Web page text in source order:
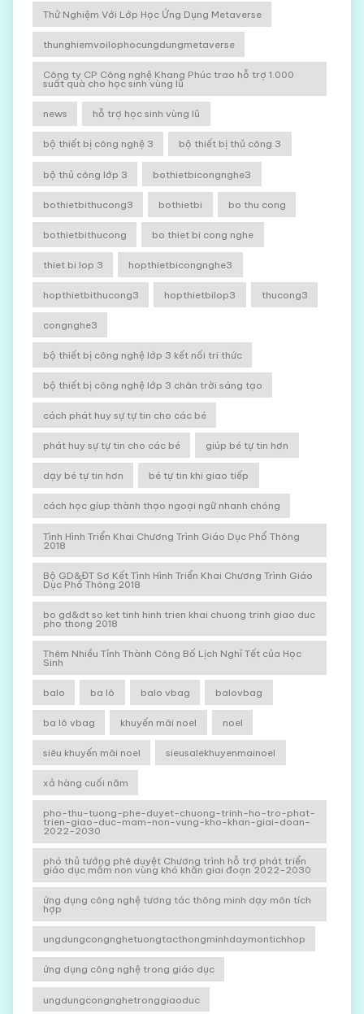
Thử Nghiệm Với Lớp Học Ứng Dụng Metaverse
thunghiemvoilophocungdungmetaverse
Công ty CP Công nghệ Khang Phúc trao hỗ trợ 1.000
suất quà cho học sinh vùng lũ
news hỗ trợ học sinh vùng lũ
bộ thiết bị công nghệ 3 bộ thiết bị thủ công 3
bộ thủ công lớp 3 bothietbicongnghe3
bothietbithucong3 bothietbi bo thu cong
bothietbithucong bo thiet bi cong nghe
thiet bi lop 3 hopthietbicongnghe3
hopthietbithucong3 hopthietbilop3 thucong3
congnghe3
bộ thiết bị công nghệ lớp 3 kết nối tri thức
bộ thiết bị công nghệ lớp 3 chân trời sáng tạo
cách phát huy sự tự tin cho các bé
phát huy sự tự tin cho các bé giúp bé tự tin hơn
dạy bé tự tin hơn bé tự tin khi giao tiếp
cách học gíup thành thạo ngoại ngữ nhanh chóng
Tình Hình Triển Khai Chương Trình Giáo Dục Phổ Thông
2018
Bộ GD&ĐT Sơ Kết Tình Hình Triển Khai Chương Trình Giáo
Dục Phổ Thông 2018
bo gd&dt so ket tinh hinh trien khai chuong trinh giao duc
pho thong 2018
Thêm Nhiều Tỉnh Thành Công Bố Lịch Nghỉ Tết của Học
Sinh
balo ba lô balo vbag balovbag
ba lô vbag khuyến mãi noel noel
siêu khuyến mãi noel sieusalekhuyenmainoel
xả hàng cuối năm
pho-thu-tuong-phe-duyet-chuong-trinh-ho-tro-phat-
trien-giao-duc-mam-non-vung-kho-khan-giai-doan-
2022-2030
phó thủ tướng phê duyệt Chương trình hỗ trợ phát triển
giáo dục mầm non vùng khó khăn giai đoạn 2022-2030
ứng dụng công nghệ tương tác thông minh dạy môn tích
hợp
ungdungcongnghetuongtacthongminhdaymontichhop
ứng dụng công nghệ trong giáo dục
ungdungcongnghetronggiaoduc